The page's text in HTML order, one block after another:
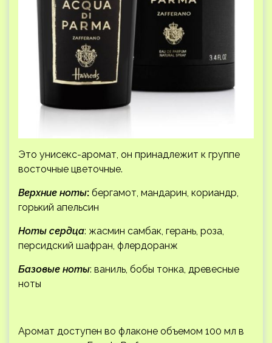
Это унисекс-аромат, он принадлежит к группе
восточные цветочные.
Верхние ноты: бергамот, мандарин, кориандр,
горький апельсин
Ноты сердца: жасмин самбак, герань, роза,
персидский шафран, флердоранж
Базовые ноты: ваниль, бобы тонка, древесные
ноты
Аромат доступен во флаконе объемом 100 мл в